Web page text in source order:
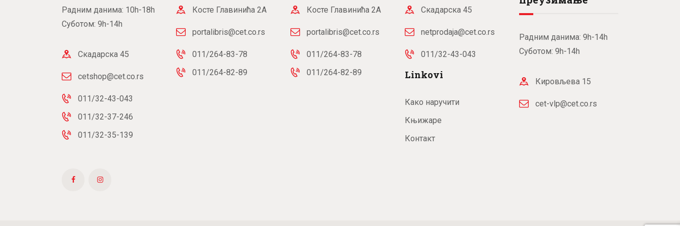
Радним данима: 10h-18h
Суботом: 9h-14h
Скадарска 45
cetshop@cet.co.rs
011/32-43-043
011/32-37-246
011/32-35-139
Косте Главинића 2А
portalibris@cet.co.rs
011/264-83-78
011/264-82-89
Косте Главинића 2А
portalibris@cet.co.rs
011/264-83-78
011/264-82-89
Скадарска 45
netprodaja@cet.co.rs
011/32-43-043
Linkovi
Како наручити
Књижаре
Контакт
Радним данима: 9h-14h
Суботом: 9h-14h
Кировљева 15
cet-vlp@cet.co.rs